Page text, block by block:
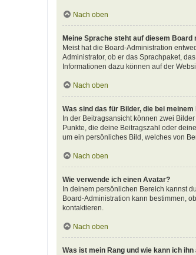
Nach oben
Meine Sprache steht auf diesem Board
Meist hat die Board-Administration
Administrator, ob er das Sprachpaket,
Informationen dazu können auf der
Nach oben
Was sind das für Bilder, die bei
In der Beitragsansicht können zwei
Punkte, die deine Beitragszahl oder
um ein persönliches Bild, welches von
Nach oben
Wie verwende ich einen Avatar?
In deinem persönlichen Bereich kannst
Board-Administration kann bestimmen,
kontaktieren.
Nach oben
Was ist mein Rang und wie kann ich ihn